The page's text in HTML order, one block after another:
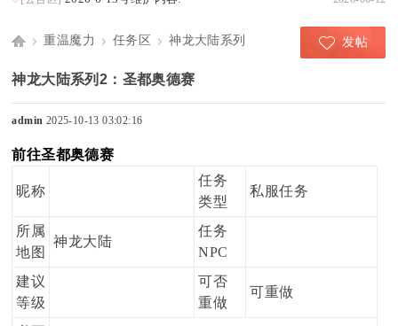
Di
sc
uz
重温魔力
›
任务区
›
神龙大陆系列 发帖
神龙大陆系列2：圣都奥德赛
admin 2025-10-13 03:02:16
前往圣都奥德赛
昵称
任务
类型
私服任务
所属
地图
神龙大陆
任务
NPC
建议
等级
可否
重做
可重做